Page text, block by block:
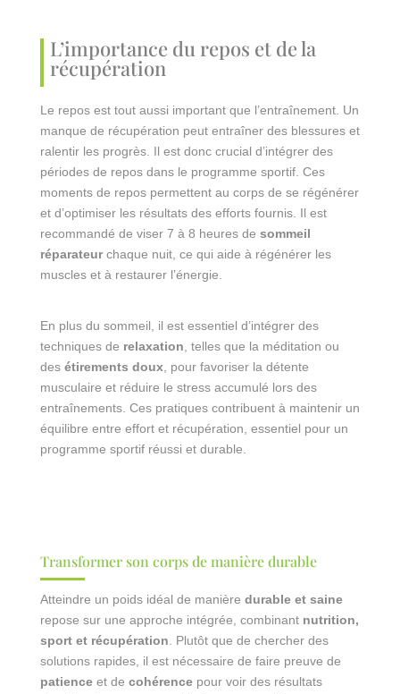
L’importance du repos et de la
récupération
Le repos est tout aussi important que l’entraînement. Un
manque de récupération peut entraîner des blessures et
ralentir les progrès. Il est donc crucial d’intégrer des
périodes de repos dans le programme sportif. Ces
moments de repos permettent au corps de se régénérer
et d’optimiser les résultats des efforts fournis. Il est
recommandé de viser 7 à 8 heures de sommeil
réparateurchaque nuit, ce qui aide à régénérer les
muscles et à restaurer l’énergie.
En plus du sommeil, il est essentiel d’intégrer des
techniques de relaxation , telles que la méditation ou
des étirements doux , pour favoriser la détente
musculaire et réduire le stress accumulé lors des
entraînements. Ces pratiques contribuent à maintenir un
équilibre entre effort et récupération, essentiel pour un
programme sportif réussi et durable.
Transformer son corps de manière durable
Atteindre un poids idéal de manière durable et saine
repose sur une approche intégrée, combinant nutrition,
sport et récupération . Plutôt que de chercher des
solutions rapides, il est nécessaire de faire preuve de
patienceet de cohérencepour voir des résultats